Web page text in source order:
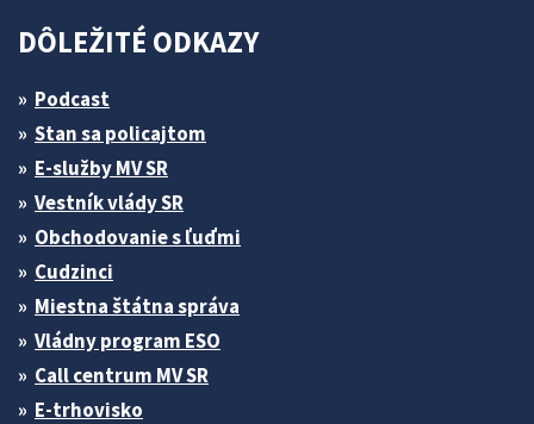
DÔLEŽITÉ ODKAZY
Podcast
Stan sa policajtom
E-služby MV SR
Vestník vlády SR
Obchodovanie s ľuďmi
Cudzinci
Miestna štátna správa
Vládny program ESO
Call centrum MV SR
E-trhovisko